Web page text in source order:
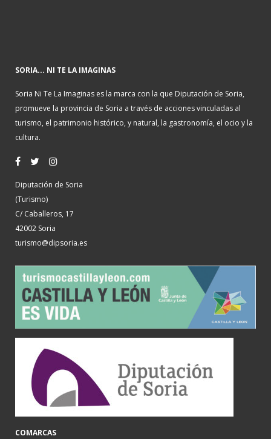
SORIA... NI TE LA IMAGINAS
Soria Ni Te La Imaginas es la marca con la que Diputación de Soria,
promueve la provincia de Soria a través de acciones vinculadas al
turismo, el patrimonio histórico, y natural, la gastronomía, el ocio y la
cultura.
Diputación de Soria
(Turismo)
C/ Caballeros, 17
42002 Soria
turismo@dipsoria.es
COMARCAS